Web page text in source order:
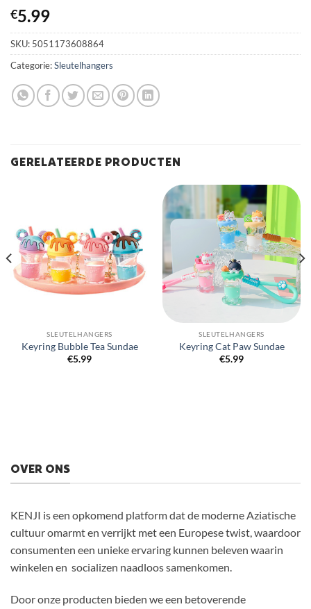
€5.99
SKU: 5051173608864
Categorie:Sleutelhangers
GERELATEERDE PRODUCTEN
SLEUTELHANGERS
Keyring Bubble Tea Sundae
€5.99
SLEUTELHANGERS
Keyring Cat Paw Sundae
€5.99
OVER ONS
KENJI is een opkomend platform dat de moderne Aziatische
cultuur omarmt en verrijkt met een Europese twist, waardoor
consumenten een unieke ervaring kunnen beleven waarin
winkelen en socializen naadloos samenkomen.
Door onze producten bieden we een betoverende